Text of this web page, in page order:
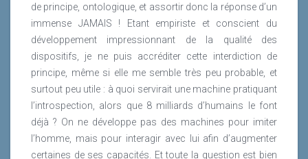
de principe, ontologique, et assortir donc la réponse d’un
immense JAMAIS ! Etant empiriste et conscient du
développement impressionnant de la qualité des
dispositifs, je ne puis accréditer cette interdiction de
principe, même si elle me semble très peu probable, et
surtout peu utile : à quoi servirait une machine pratiquant
l’introspection, alors que 8 milliards d’humains le font
déjà ? On ne développe pas des machines pour imiter
l’homme, mais pour interagir avec lui afin d’augmenter
certaines de ses capacités. Et toute la question est bien